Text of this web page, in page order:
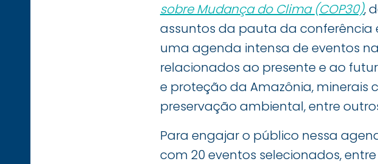
sobre Mudança do Clima (COP30),
assuntos da pauta da
uma agenda intensa de eventos
relacionados ao presente e ao
e proteção da Amazônia, minerais
preservação ambiental, entre
Para engajar o público nessa
com 20 eventos selecionados,